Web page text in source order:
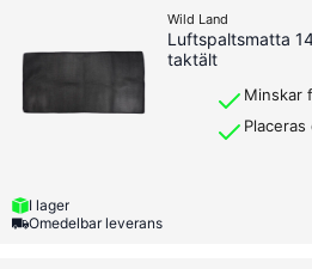
Wild Land
Luftspaltsmatta
taktält
Minskar
I lager
Omedelbar leverans